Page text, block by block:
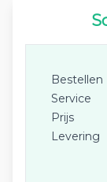
Bestellen
Service
Prijs
Levering